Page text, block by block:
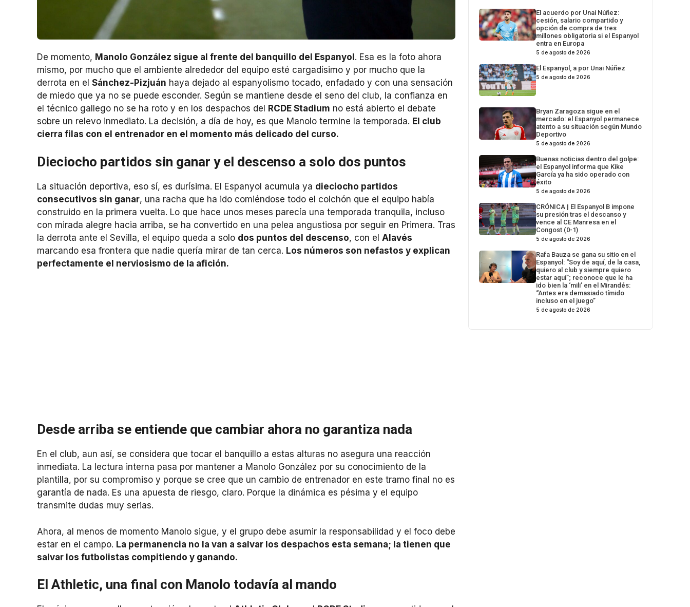
De momento, Manolo González sigue al frente del banquillo del Espanyol . Esa es la foto ahora
mismo, por mucho que el ambiente alrededor del equipo esté cargadísimo y por mucho que la
derrota en el Sánchez-Pizjuán haya dejado al espanyolismo tocado, enfadado y con una sensación
de miedo que ya no se puede esconder. Según se mantiene desde el seno del club, la confianza en
el técnico gallego no se ha roto y en los despachos del
RCDE Stadium no está abierto el debate
sobre un relevo inmediato. La decisión, a día de hoy, es que Manolo termine la temporada. El club
cierra filas con el entrenador en el momento más delicado del curso.
Dieciocho partidos sin ganar y el descenso a solo dos puntos
La situación deportiva, eso sí, es durísima. El Espanyol acumula ya dieciocho partidos
consecutivos sin ganar, una racha que ha ido comiéndose todo el colchón que el equipo había
construido en la primera vuelta. Lo que hace unos meses parecía una temporada tranquila, incluso
con mirada alegre hacia arriba, se ha convertido en una pelea angustiosa por seguir en Primera. Tras
la derrota ante el Sevilla, el equipo queda a solo dos puntos del descenso, con el Alavés
marcando esa frontera que nadie quería mirar de tan cerca. Los números son nefastos y explican
perfectamente el nerviosismo de la afición.
Desde arriba se entiende que cambiar ahora no garantiza nada
En el club, aun así, se considera que tocar el banquillo a estas alturas no asegura una reacción
inmediata. La lectura interna pasa por mantener a Manolo González por su conocimiento de la
plantilla, por su compromiso y porque se cree que un cambio de entrenador en este tramo final no es
garantía de nada. Es una apuesta de riesgo, claro. Porque la dinámica es pésima y el equipo
transmite dudas muy serias.
Ahora, al menos de momento Manolo sigue, y el grupo debe asumir la responsabilidad y el foco debe
estar en el campo. La permanencia no la van a salvar los despachos esta semana; la tienen que
salvar los futbolistas compitiendo y ganando.
El Athletic, una final con Manolo todavía al mando
El acuerdo por Unai Núñez:
cesión, salario compartido y
opción de compra de tres
millones obligatoria si el Espanyol
entra en Europa
5 de agosto de 2026
El Espanyol, a por Unai Núñez
5 de agosto de 2026
Bryan Zaragoza sigue en el
mercado: el Espanyol permanece
atento a su situación según Mundo
Deportivo
5 de agosto de 2026
Buenas noticias dentro del golpe:
el Espanyol informa que Kike
García ya ha sido operado con
éxito
5 de agosto de 2026
CRÓNICA | El Espanyol B impone
su presión tras el descanso y
vence al CE Manresa en el
Congost (0-1)
5 de agosto de 2026
Rafa Bauza se gana su sitio en el
Espanyol: “Soy de aquí, de la casa,
quiero al club y siempre quiero
estar aquí”; reconoce que le ha
ido bien la ‘mili’ en el Mirandés:
“Antes era demasiado tímido
incluso en el juego”
5 de agosto de 2026